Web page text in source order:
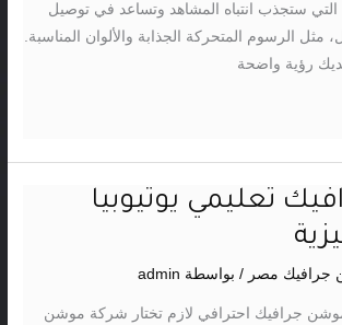
التي ستجذب انتباه المشاهد وتساعد في توصيل
مثل الرسوم المتحركة الجذابة والألوان المناسبة.
رؤية واضحة
تعليمي يوتيوبيا
جرافيك مصر / بواسطة admin
جرافيك احترافي لازم تختار شركة موشن